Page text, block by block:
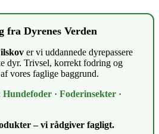
fra Dyrenes Verden
er vi uddannede dyrepassere
dyr. Trivsel, korrekt fodring og
vores faglige baggrund.
Hundefoder · Foderinsekter ·
– vi rådgiver fagligt.